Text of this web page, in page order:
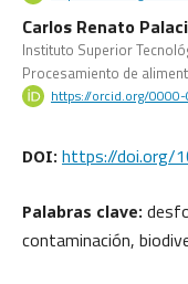
Carlos Renato
Instituto Superior
Procesamiento de
https://orcid.org/
DOI: https://doi.org/
Palabras clave:
contaminación,